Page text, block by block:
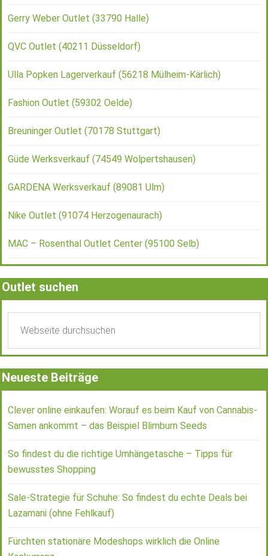
Gerry Weber Outlet (33790 Halle)
QVC Outlet (40211 Düsseldorf)
Ulla Popken Lagerverkauf (56218 Mülheim-Kärlich)
Fashion Outlet (59302 Oelde)
Breuninger Outlet (70178 Stuttgart)
Güde Werksverkauf (74549 Wolpertshausen)
GARDENA Werksverkauf (89081 Ulm)
Nike Outlet (91074 Herzogenaurach)
MAC – Rosenthal Outlet Center (95100 Selb)
Outlet suchen
Neueste Beiträge
Clever online einkaufen: Worauf es beim Kauf von Cannabis-
Samen ankommt – das Beispiel Blimburn Seeds
So findest du die richtige Umhängetasche – Tipps für
bewusstes Shopping
Sale-Strategie für Schuhe: So findest du echte Deals bei
Lazamani (ohne Fehlkauf)
Fürchten stationäre Modeshops wirklich die Online